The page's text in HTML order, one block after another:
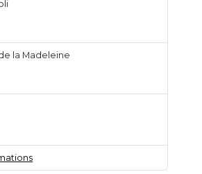
la Madeleine